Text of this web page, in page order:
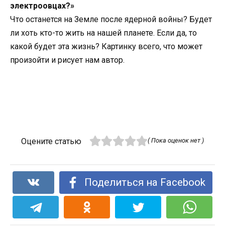
электроовцах?»
Что останется на Земле после ядерной войны? Будет
ли хоть кто-то жить на нашей планете. Если да, то
какой будет эта жизнь? Картинку всего, что может
произойти и рисует нам автор.
Оцените статью ( Пока оценок нет )
Поделиться на Facebook